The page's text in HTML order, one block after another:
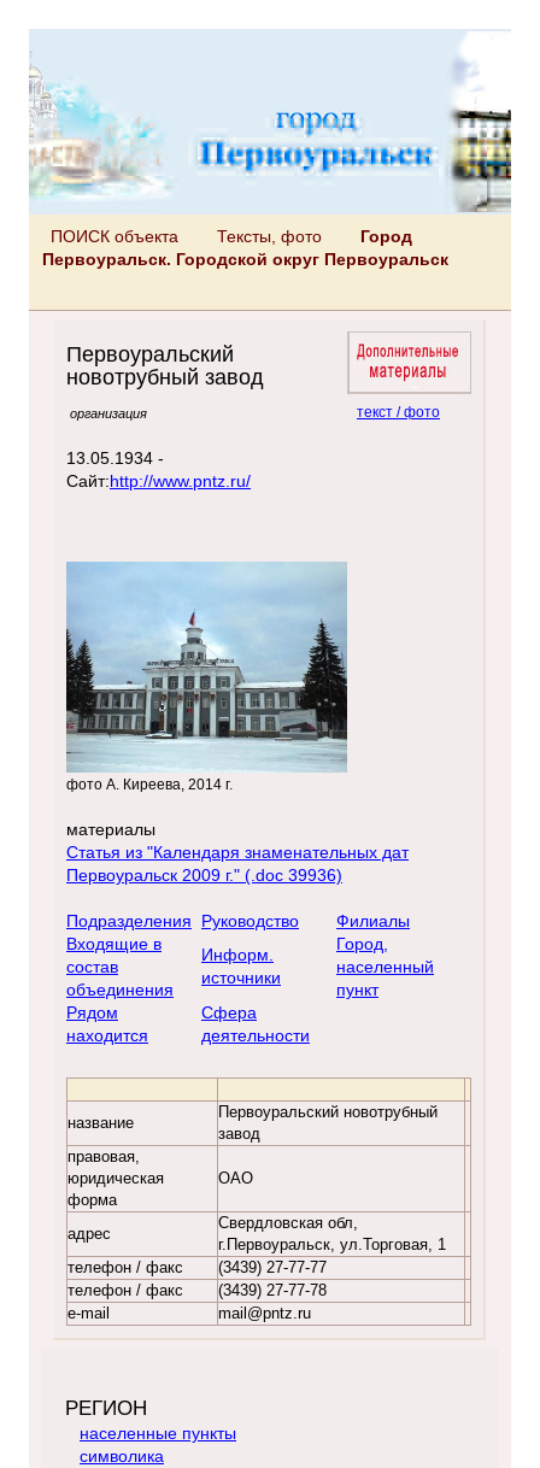
ПОИСК объекта Тексты, фото
Город
Первоуральск. Городской округ Первоуральск
текст / фото
Первоуральский
новотрубный завод
организация
13.05.1934 -
Сайт:http://www.pntz.ru/
фото А. Киреева, 2014 г.
материалы
Статья из "Календаря знаменательных дат
Первоуральск 2009 г." (.doc 39936)
Подразделения Руководство
Филиалы
Входящие в
состав
объединения
Информ.
источники
Город,
населенный
пункт
Рядом
находится
Сфера
деятельности
название
Первоуральский новотрубный
завод
правовая,
юридическая
форма
ОАО
адрес
Свердловская обл,
г.Первоуральск, ул.Торговая, 1
телефон / факс
(3439) 27-77-77
телефон / факс
(3439) 27-77-78
e-mail
mail@pntz.ru
РЕГИОН
населенные пункты
символика